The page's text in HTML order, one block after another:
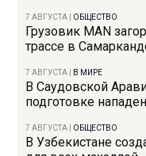
7 АВГУСТА ОБЩЕСТВО
Грузовик MAN
трассе в
7 АВГУСТА В МИРЕ
В Саудовской
подготовке
7 АВГУСТА ОБЩЕСТВО
В Узбекистане